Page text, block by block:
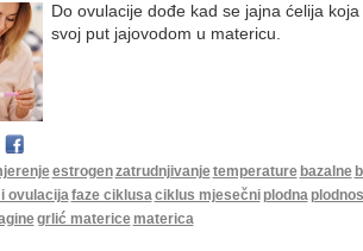
Do ovulacije dođe kad se jajna ćelija
svoj put jajovodom u matericu.
estrogenzatrudnjivanjetemperature bazalne
ovulacijafaze ciklusaciklus mjesečni plodna
grlić materice materica